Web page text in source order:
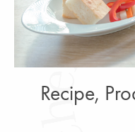
Recipe,